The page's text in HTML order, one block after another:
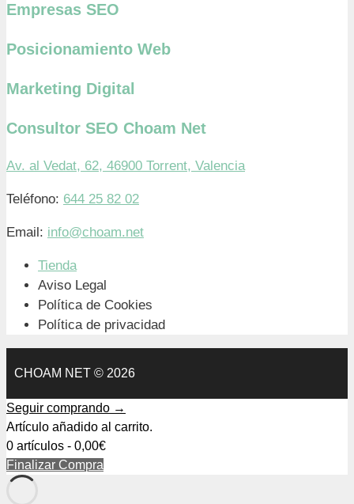
Empresas SEO
Posicionamiento Web
Marketing Digital
Consultor SEO Choam Net
Av. al Vedat, 62, 46900 Torrent, Valencia
Teléfono: 644 25 82 02
Email: info@choam.net
Tienda
Aviso Legal
Política de Cookies
Política de privacidad
CHOAM NET © 2026
Seguir comprando →
Artículo añadido al carrito.
0 artículos - 0,00€
Finalizar Compra